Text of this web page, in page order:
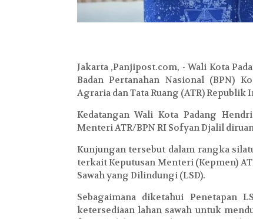
Jakarta ,Panjipost.com, - Wali Kota
Badan Pertanahan Nasional (BPN)
Agraria dan Tata Ruang (ATR) Republik
Kedatangan Wali Kota Padang
Menteri ATR/BPN RI Sofyan Djalil
Kunjungan tersebut dalam rangka
terkait Keputusan Menteri (Kepmen)
Sawah yang Dilindungi (LSD).
Sebagaimana diketahui Penetapan
ketersediaan lahan sawah untuk